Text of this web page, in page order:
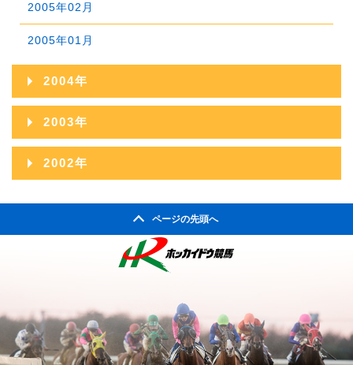
2005年02月
2005年01月
2004年
2004年12月
2004年11月
2004年10月
2004年06月
2004年05月
2003年
2003年12月
2003年07月
2003年06月
2002年
ページの先頭へ